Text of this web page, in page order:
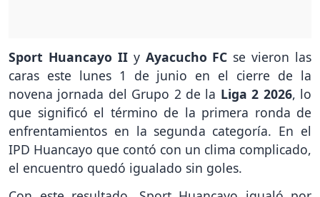
Sport Huancayo IIy Ayacucho FC se vieron las
caras este lunes 1 de junio en el cierre de la
novena jornada del Grupo 2 de la Liga 2 2026, lo
que significó el término de la primera ronda de
enfrentamientos en la segunda categoría. En el
IPD Huancayo que contó con un clima complicado,
el encuentro quedó igualado sin goles.